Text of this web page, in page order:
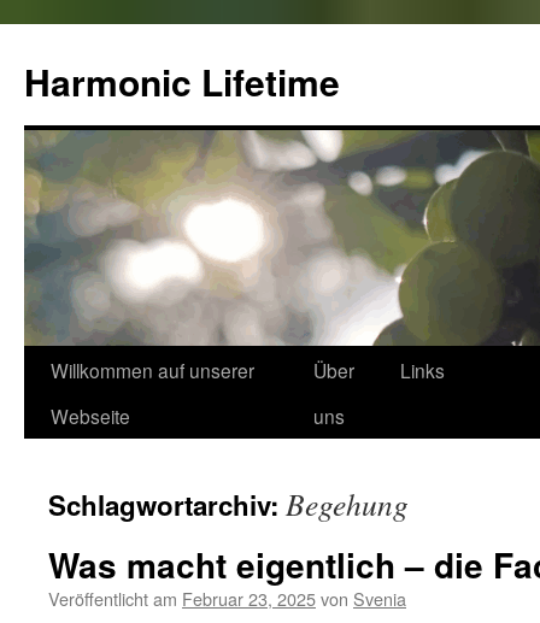
springen
Harmonic Lifetime
Willkommen auf unserer
Webseite
Über
uns
Links
Schlagwortarchiv: Begehung
Was macht eigentlich – die
Veröffentlicht am Februar 23, 2025von Svenia